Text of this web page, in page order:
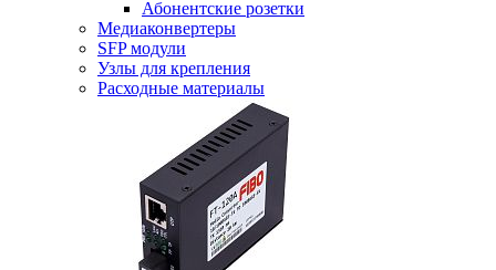
Абонентские розетки
Медиаконвертеры
SFP модули
Узлы для крепления
Расходные материалы